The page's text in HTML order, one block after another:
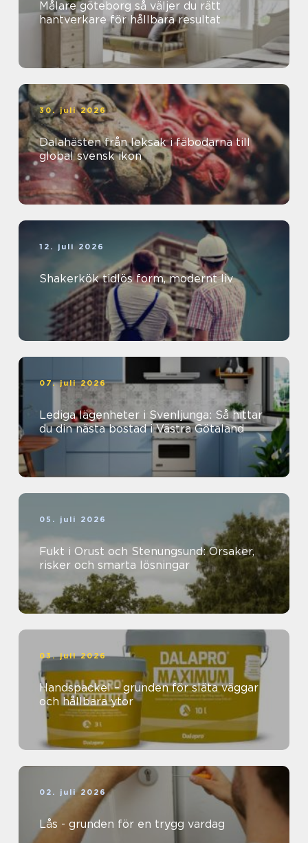
Målare göteborg så väljer du rätt
hantverkare för hållbara resultat
30. juli 2026
Dalahästen från leksak i fäbodarna till
global svensk ikon
12. juli 2026
Shakerkök tidlös form, modernt liv
07. juli 2026
Lediga lägenheter i Svenljunga: Så hittar
du din nästa bostad i Västra Götaland
05. juli 2026
Fukt i Orust och Stenungsund: Orsaker,
risker och smarta lösningar
03. juli 2026
Handspackel – grunden för släta väggar
och hållbara ytor
02. juli 2026
Lås - grunden för en trygg vardag